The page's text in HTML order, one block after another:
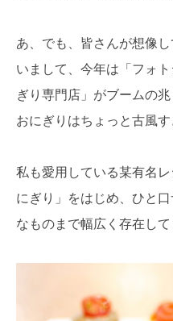
あ、でも、皆さんが想像
いまして、今年は「フォ
ぎり専門店」がブームの
おにぎりはちょっと古風
私も愛用している某有名
にぎり」をはじめ、ひと
なものまで幅広く存在して